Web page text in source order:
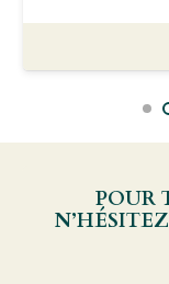
POUR